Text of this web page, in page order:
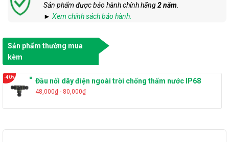
Sản phẩm được bảo hành chính hãng2 năm
► Xem chính sách bảo hành.
Sản phẩm thường mua
kèm
-40% Đầu nối dây điện ngoài trời chống thấm nước IP68
48,000₫ - 80,000₫